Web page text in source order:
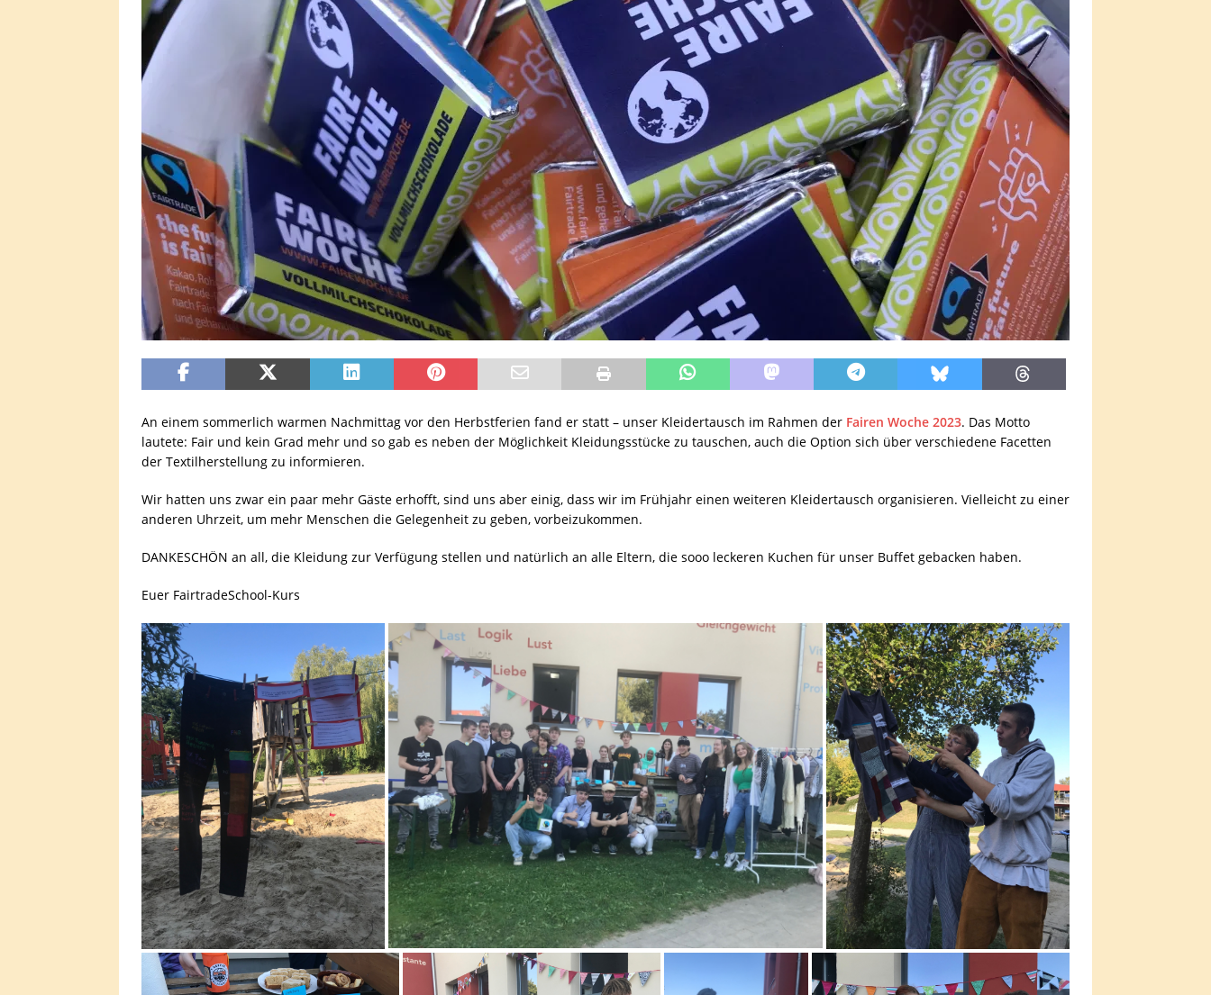
An einem sommerlich warmen Nachmittag vor den Herbstferien fand er statt – unser Kleidertausch im Rahmen der Fairen Woche 2023. Das Motto
lautete: Fair und kein Grad mehr und so gab es neben der Möglichkeit Kleidungsstücke zu tauschen, auch die Option sich über verschiedene Facetten
der Textilherstellung zu informieren.
Wir hatten uns zwar ein paar mehr Gäste erhofft, sind uns aber einig, dass wir im Frühjahr einen weiteren Kleidertausch organisieren. Vielleicht zu einer
anderen Uhrzeit, um mehr Menschen die Gelegenheit zu geben, vorbeizukommen.
DANKESCHÖN an all, die Kleidung zur Verfügung stellen und natürlich an alle Eltern, die sooo leckeren Kuchen für unser Buffet gebacken haben.
Euer FairtradeSchool-Kurs